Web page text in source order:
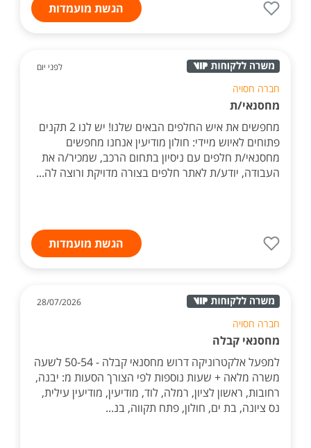
הגשת מועמדות
לפני יום
חברה חסויה
מחסנאי/ת
מחפשים את איש החלפים הבאים שלנו! יש לנו 2 תקנים
פתוחים לאיוש מיידי: חולון מודיעין אנחנו מחפשים
מחסנאי/ת חלפים עם ניסיון בתחום הרכב, שמכיר/ה את
העבודה, יודע/ת לאתר חלפים בצורה מדויקת ורוצה לה...
הגשת מועמדות
28/07/2026
חברה חסויה
מחסנאי קבלה
למפעל אלקטרוניקה דרוש מחסנאי קבלה - 50-54 לשעה
משרה מלאה + שעות נוספות לפי הצורך הסעות מ: יבנה,
רחובות, ראשון לציון, רמלה, לוד, מודיעין, מודיעין עילית,
נס ציונה, בת ים, חולון, פתח תקווה, בנ...